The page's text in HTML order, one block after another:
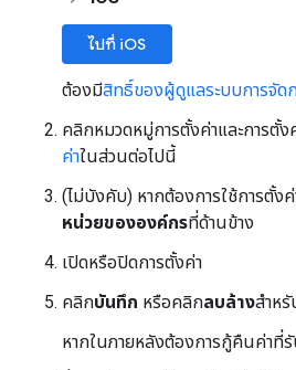
ไปที่ iOS
ต้องมีสิทธิ์ของผู้ดูแลระบบการจั
คลิกหมวดหมู่การตั้งค่าและการตั้ง
ค่าในส่วนต่อไปนี้
(ไม่บังคับ) หากต้องการใช้การตั้
หน่วยขององค์กรที่ด้านข้าง
เปิดหรือปิดการตั้งค่า
คลิกบันทึก หรือคลิกลบล้างสำห
หากในภายหลังต้องการกู้คืนค่าที่